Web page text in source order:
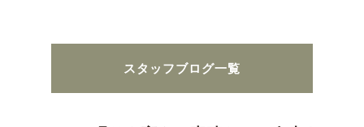
スタッフブログ一覧